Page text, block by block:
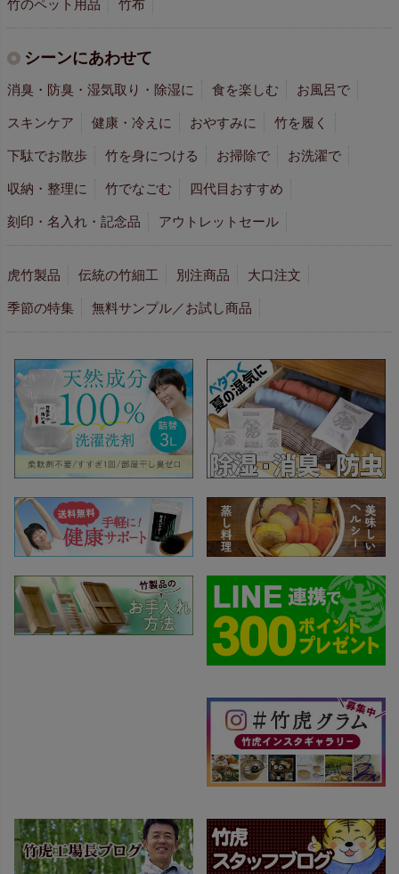
竹のペット用品 竹布
シーンにあわせて
消臭・防臭・湿気取り・除湿に 食を楽しむ お風呂で
スキンケア 健康・冷えに おやすみに 竹を履く
下駄でお散歩 竹を身につける お掃除で お洗濯で
収納・整理に 竹でなごむ 四代目おすすめ
刻印・名入れ・記念品 アウトレットセール
虎竹製品 伝統の竹細工 別注商品 大口注文
季節の特集 無料サンプル／お試し商品